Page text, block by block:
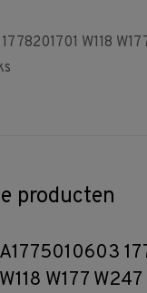
W118
producten
A1775010603
W118 W177